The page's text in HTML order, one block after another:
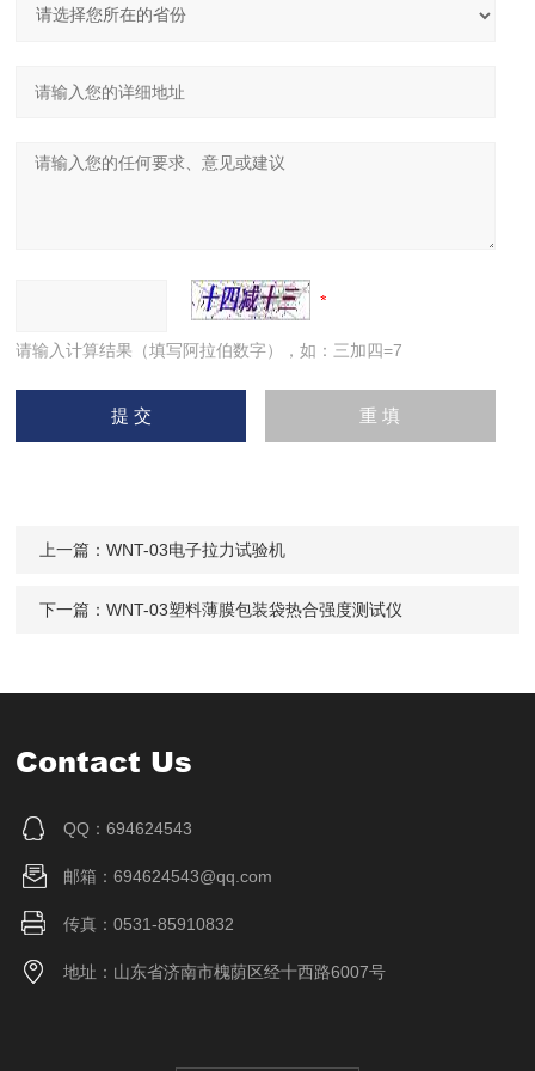
请输入计算结果（填写阿拉伯数字），如：三加四=7
上一篇：WNT-03电子拉力试验机
下一篇：WNT-03塑料薄膜包装袋热合强度测试仪
Contact Us
QQ：694624543
邮箱：694624543@qq.com
传真：0531-85910832
地址：山东省济南市槐荫区经十西路6007号